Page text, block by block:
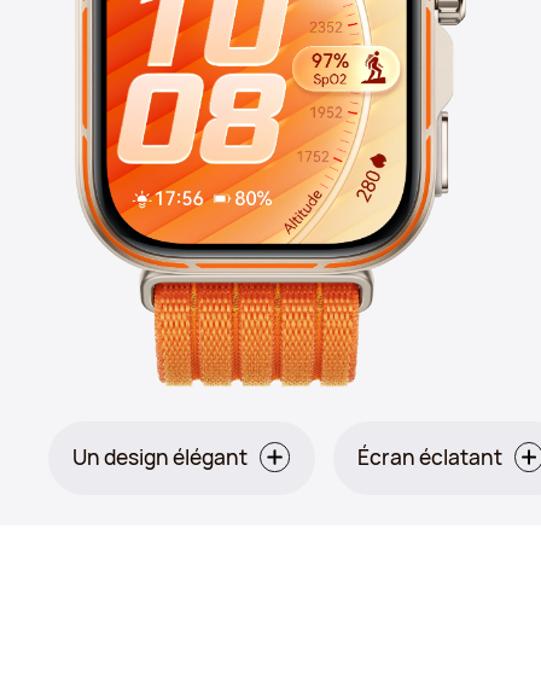
Un design élégant
Orange:
Écran éclatant